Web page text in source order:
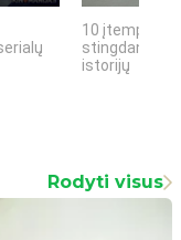
10 įtemptų,
stingdančių
istorijų
Rodyti visus